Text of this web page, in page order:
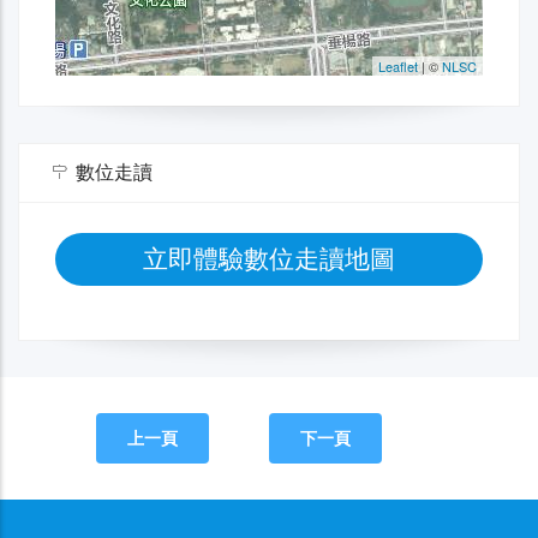
數位走讀
立即體驗數位走讀地圖
上一頁 下一頁